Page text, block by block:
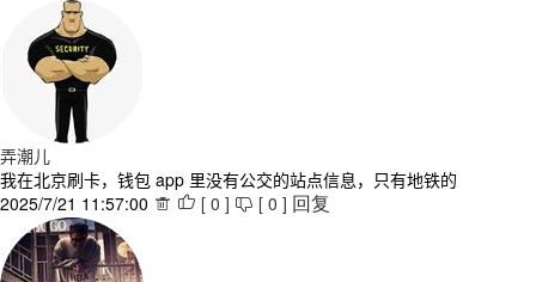
弄潮儿
我在北京刷卡，钱包 app 里没有公交的站点信息，只有地铁的
2025/7/21 11:57:00   [ 0 ]  [ 0 ] 回复